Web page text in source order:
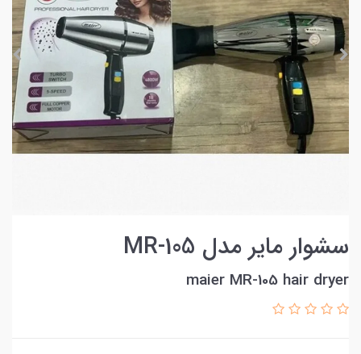
سشوار مایر مدل MR-105
maier MR-105 hair dryer